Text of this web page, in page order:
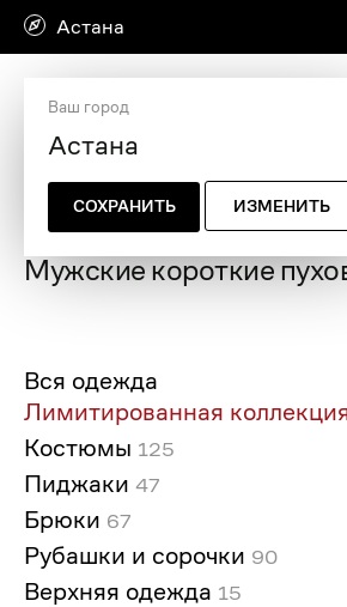
Астана
Ваш город
СОХРАНИТЬ ИЗМЕНИТЬ
Главная страница Мужская
Мужские короткие
Вся одежда
Лимитированная
Костюмы 125
Пиджаки 47
Брюки 67
Рубашки и сорочки 90
Верхняя одежда 15